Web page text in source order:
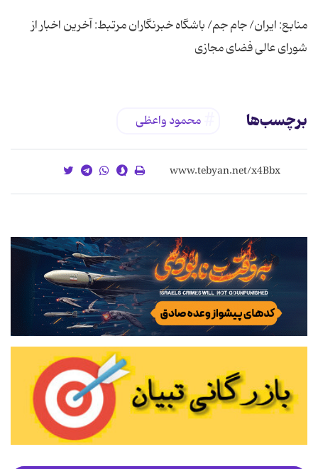
منابع: ایران/ جام جم/ باشگاه خبرنگاران مرتبط: آخرین اخبار از
شورای عالی فضای مجازی
برچسب‌ها محمود واعظی